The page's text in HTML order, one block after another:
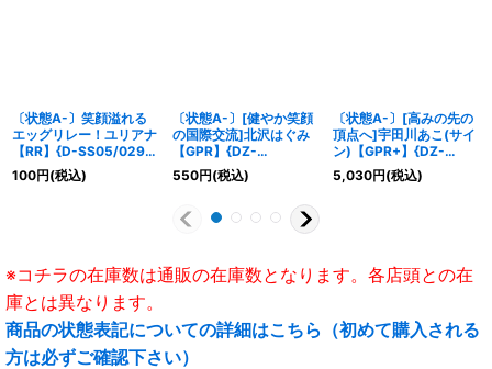
〔状態A-〕笑顔溢れる
エッグリレー！ユリアナ
【RR】{D-SS05/029}
《リリカルモナステリ
オ》
100円(税込)
〔状態A-〕[健やか笑顔
の国際交流]北沢はぐみ
【GPR】{DZ-
TBP01/GPR23}
《BanGDream!》
550円(税込)
〔状態A-〕[高みの先の
頂点へ]宇田川あこ(サイ
ン)【GPR+】{DZ-
TBP01/GPR+19}
《BanGDream!》
5,030円(税込)
※コチラの在庫数は通販の在庫数となります。各店頭との在
庫とは異なります。
商品の状態表記についての詳細はこちら（初めて購入される
方は必ずご確認下さい）